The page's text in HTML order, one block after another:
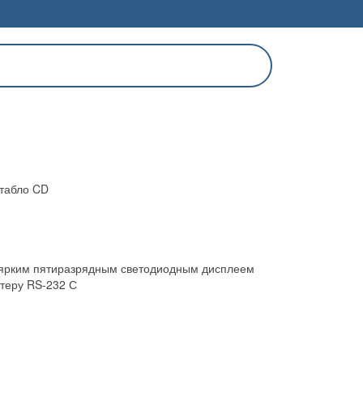
CD
пятиразрядным светодиодным дисплеем
RS-232 С